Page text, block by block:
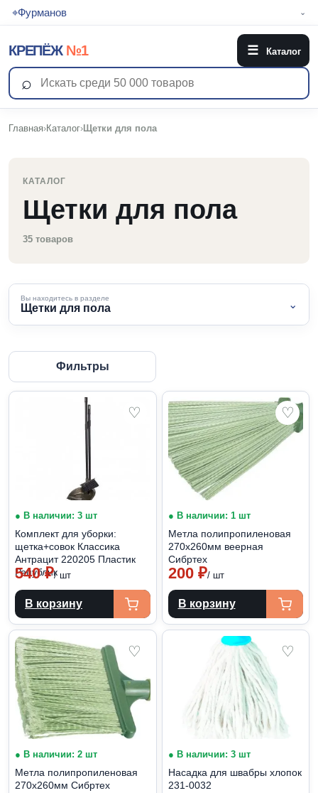
⌖Фурманов ⌄
КРЕПЁЖ №1 ☰ Каталог
⌕
Главная›Каталог›Щетки для пола
КАТАЛОГ
Щетки для пола
35 товаров
Вы находитесь в разделе
Щетки для пола ⌄
Фильтры
♡
● В наличии: 3 шт
Комплект для уборки:
щетка+совок Классика
Антрацит 220205 Пластик
Републик
540₽/ шт
В корзину
♡
● В наличии: 1 шт
Метла полипропиленовая
270х260мм веерная
Сибртех
200 ₽/ шт
В корзину
♡
● В наличии: 2 шт
Метла полипропиленовая
270х260мм Сибртех
♡
● В наличии: 3 шт
Насадка для швабры хлопок
231-0032